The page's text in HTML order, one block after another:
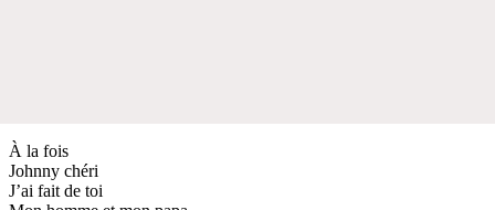
À la fois
Johnny chéri
J’ai fait de toi